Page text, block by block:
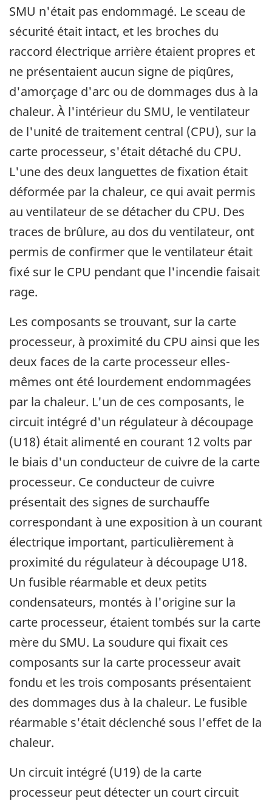
SMU n'était pas endommagé. Le sceau de
sécurité était intact, et les broches du
raccord électrique arrière étaient propres et
ne présentaient aucun signe de piqûres,
d'amorçage d'arc ou de dommages dus à la
chaleur. À l'intérieur du SMU, le ventilateur
de l'unité de traitement central (CPU), sur la
carte processeur, s'était détaché du CPU.
L'une des deux languettes de fixation était
déformée par la chaleur, ce qui avait permis
au ventilateur de se détacher du CPU. Des
traces de brûlure, au dos du ventilateur, ont
permis de confirmer que le ventilateur était
fixé sur le CPU pendant que l'incendie faisait
rage.
Les composants se trouvant, sur la carte
processeur, à proximité du CPU ainsi que les
deux faces de la carte processeur elles-
mêmes ont été lourdement endommagées
par la chaleur. L'un de ces composants, le
circuit intégré d'un régulateur à découpage
(U18) était alimenté en courant 12 volts par
le biais d'un conducteur de cuivre de la carte
processeur. Ce conducteur de cuivre
présentait des signes de surchauffe
correspondant à une exposition à un courant
électrique important, particulièrement à
proximité du régulateur à découpage U18.
Un fusible réarmable et deux petits
condensateurs, montés à l'origine sur la
carte processeur, étaient tombés sur la carte
mère du SMU. La soudure qui fixait ces
composants sur la carte processeur avait
fondu et les trois composants présentaient
des dommages dus à la chaleur. Le fusible
réarmable s'était déclenché sous l'effet de la
chaleur.
Un circuit intégré (U19) de la carte
processeur peut détecter un court circuit